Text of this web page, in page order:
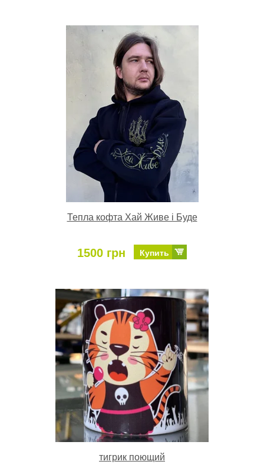
Тепла кофта Хай Живе і Буде
1500 грн Купить
тигрик поющий